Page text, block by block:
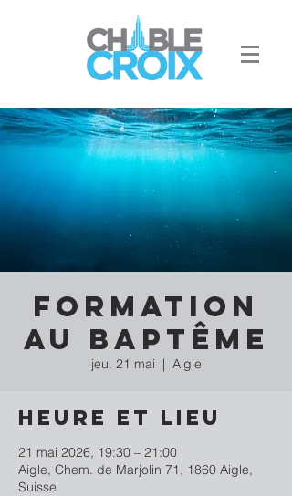
Formation
au baptême
jeu. 21 mai
  |
Aigle
Heure et lieu
21 mai 2026, 19:30 – 21:00
Aigle, Chem. de Marjolin 71, 1860 Aigle,
Suisse